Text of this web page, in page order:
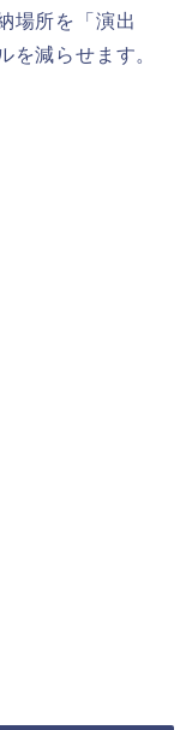
場所を「演出
を減らせます。